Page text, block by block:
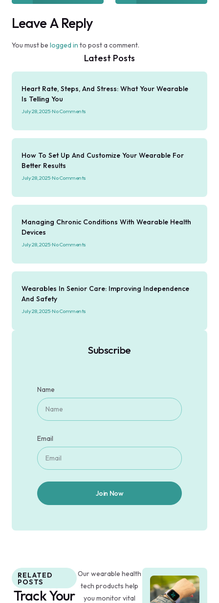
Leave A Reply
You must be logged in to post a comment.
Latest Posts
Heart Rate, Steps, And Stress: What Your Wearable
Is Telling You
July 28, 2025No Comments
How To Set Up And Customize Your Wearable For
Better Results
July 28, 2025No Comments
Managing Chronic Conditions With Wearable Health
Devices
July 28, 2025No Comments
Wearables In Senior Care: Improving Independence
And Safety
July 28, 2025No Comments
Subscribe
Name
Email
Join Now
RELATED
POSTS
Track Your
Our wearable health
tech products help
you monitor vital